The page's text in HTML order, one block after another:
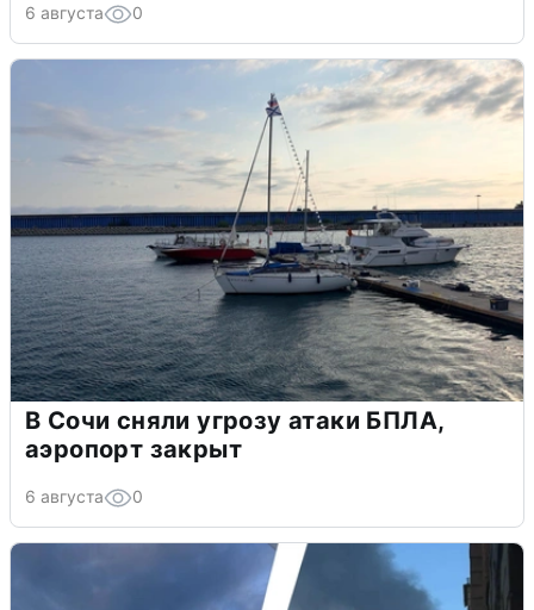
6 августа 0
В Сочи сняли угрозу атаки БПЛА,
аэропорт закрыт
6 августа 0